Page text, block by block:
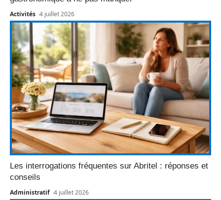
Activités 4 juillet 2026
Les interrogations fréquentes sur Abritel : réponses et
conseils
Administratif 4 juillet 2026